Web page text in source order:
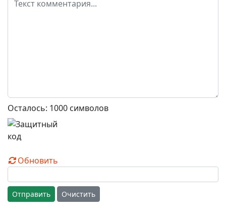
Осталось: 1000 символов
Обновить
Отправить Очистить